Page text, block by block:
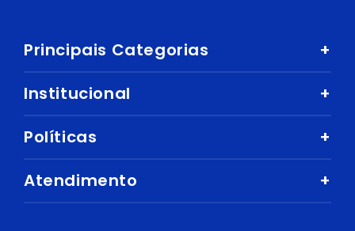
Principais Categorias +
Celular e Smartphone
Sandálias
Áudio
Institucional +
Nossa História
Nossas Lojas
Trabalhe Conosco
Políticas +
Como comprar
Política de Privacidade
Atendimento +